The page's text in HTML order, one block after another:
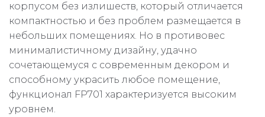
корпусом без излишеств, который отличается
компактностью и без проблем размещается в
небольших помещениях. Но в противовес
минималистичному дизайну, удачно
сочетающемуся с современным декором и
способному украсить любое помещение,
функционал FP701 характеризуется высоким
уровнем.